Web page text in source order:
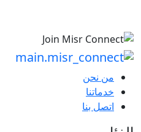
من نحن
خدماتنا
اتصل بنا